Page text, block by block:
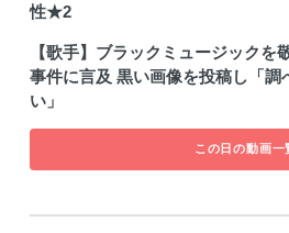
性★2
【歌手】ブラックミュージックを
事件に言及 黒い画像を投稿し「調
い」
この日の動画一